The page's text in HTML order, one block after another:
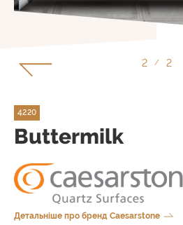
1 / 2
4220
Buttermilk
Детальніше про бренд Caesarstone